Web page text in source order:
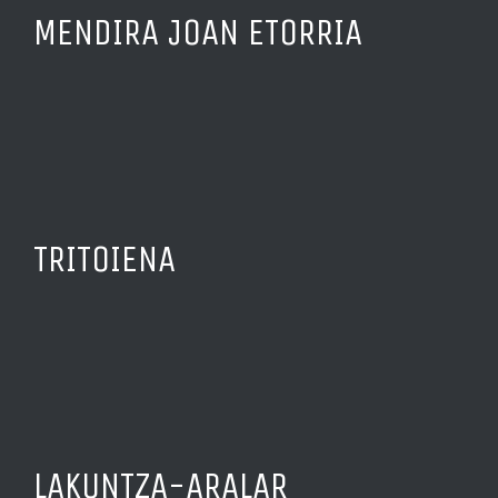
MENDIRA JOAN ETORRIA
TRITOIENA
LAKUNTZA-ARALAR